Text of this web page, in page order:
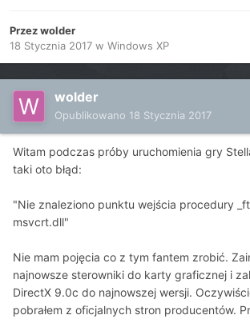
Przezwolder
18 Stycznia 2017 w Windows XP
wolder
Opublikowano 18 Stycznia 2017
Witam podczas próby uruchomienia gry
taki oto błąd:
"Nie znaleziono punktu wejścia procedury
msvcrt.dll"
Nie mam pojęcia co z tym fantem zrobić.
najnowsze sterowniki do karty graficznej i
DirectX 9.0c do najnowszej wersji.
pobrałem z oficjalnych stron producentów.